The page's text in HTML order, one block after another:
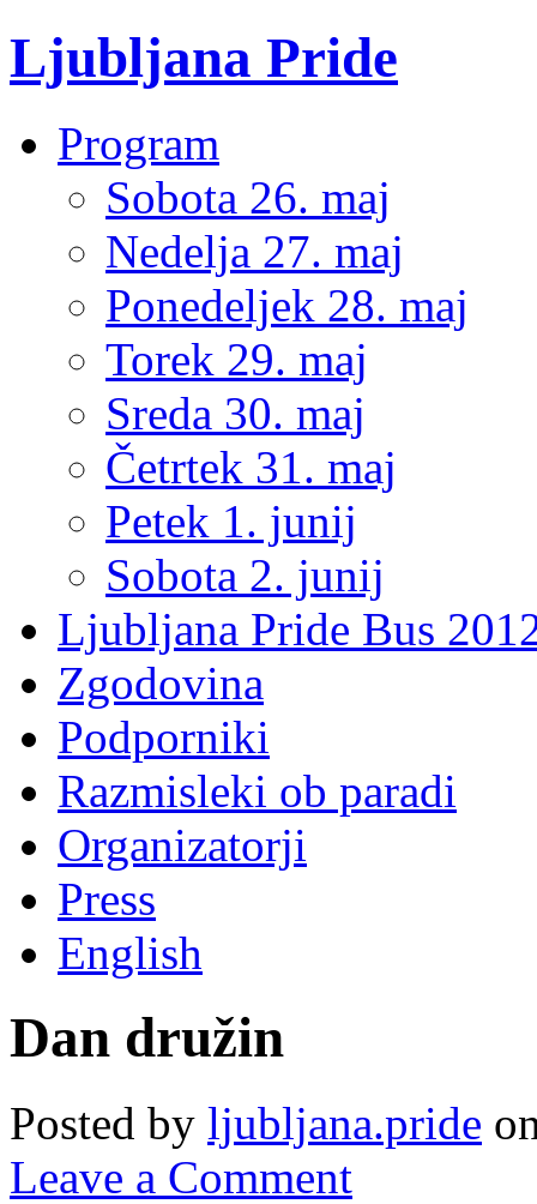
Ljubljana Pride
Program
Sobota 26. maj
Nedelja 27. maj
Ponedeljek 28. maj
Torek 29. maj
Sreda 30. maj
Četrtek 31. maj
Petek 1. junij
Sobota 2. junij
Ljubljana Pride Bus
Zgodovina
Podporniki
Razmisleki ob paradi
Organizatorji
Press
English
Dan družin
Posted by ljubljana.pride
Leave a Comment